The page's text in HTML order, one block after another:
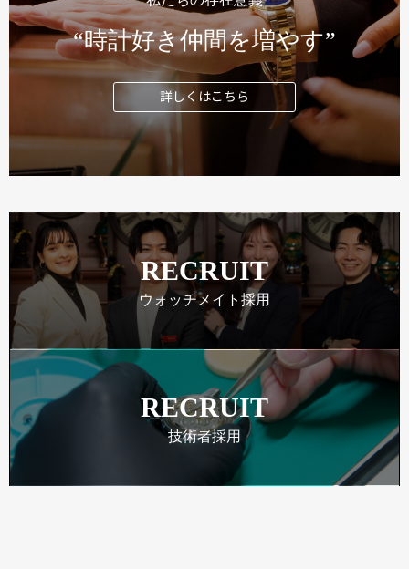
“時計好き仲間を増やす”
詳しくはこちら
RECRUIT
ウォッチメイト採用
RECRUIT
技術者採用